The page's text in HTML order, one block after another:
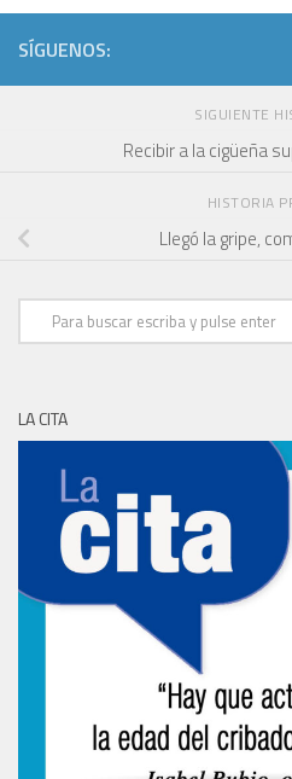
SÍGUENOS:
SIGUIENTE
Recibir a la cigüeña
HISTORIA
Llegó la gripe,
LA CITA